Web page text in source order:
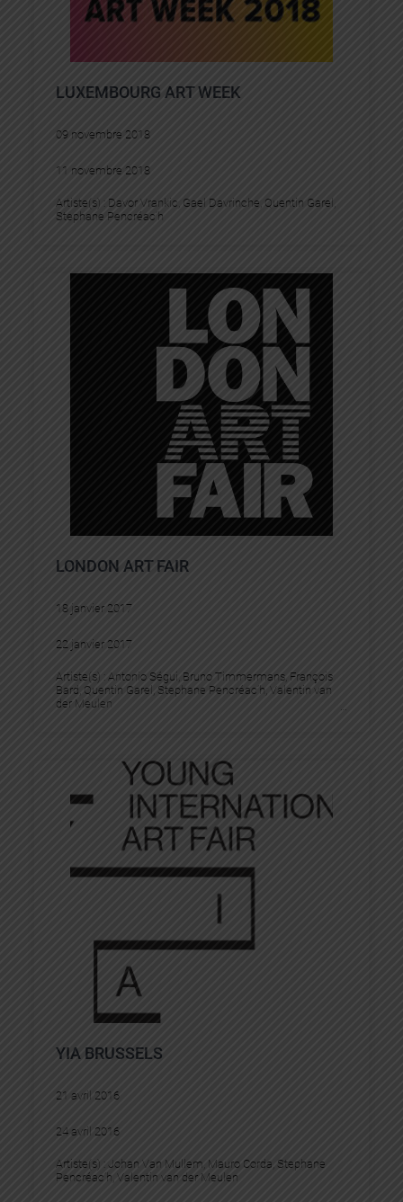
LUXEMBOURG ART WEEK
09 novembre 2018
11 novembre 2018
Artiste(s) : Davor Vrankic, Gael Davrinche Quentin Garel
Stephane Pencréac’h
LONDON ART FAIR
18 janvier 2017
22 janvier 2017
Artiste(s) : Antonio Ségui, Bruno Timmermans, François
Bard Quentin Garel , Stephane Pencréac’h, Valentin van
der Meulen
YIA BRUSSELS
21 avril 2016
24 avril 2016
Artiste(s) : Johan Van Mullem, Mauro Corda, Stephane
Pencréac’h Valentin van der Meulen